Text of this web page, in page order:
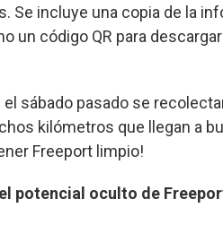
incluye una copia de la
un código QR para
sábado pasado se
kilómetros que llegan a
Freeport limpio!
potencial oculto de